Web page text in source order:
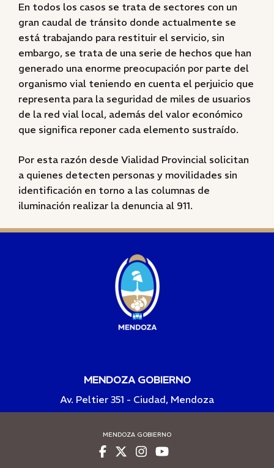
En todos los casos se trata de sectores con un
gran caudal de tránsito donde actualmente se
está trabajando para restituir el servicio, sin
embargo, se trata de una serie de hechos que han
generado una enorme preocupación por parte del
organismo vial teniendo en cuenta el perjuicio que
representa para la seguridad de miles de usuarios
de la red vial local, además del valor económico
que significa reponer cada elemento sustraído.
Por esta razón desde Vialidad Provincial solicitan
a quienes detecten personas y movilidades sin
identificación en torno a las columnas de
iluminación realizar la denuncia al 911.
MENDOZA GOBIERNO
Av. Peltier 351 - Ciudad, Mendoza
MENDOZA GOBIERNO